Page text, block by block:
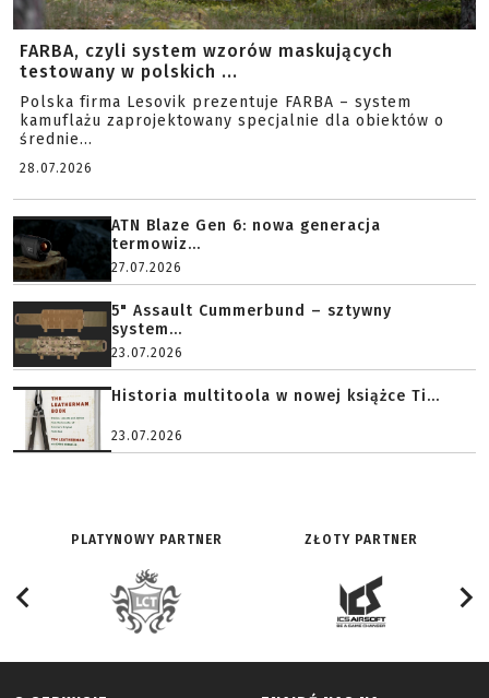
FARBA, czyli system wzorów maskujących
testowany w polskich ...
Polska firma Lesovik prezentuje FARBA – system
kamuflażu zaprojektowany specjalnie dla obiektów o
średnie...
28.07.2026
ATN Blaze Gen 6: nowa generacja
termowiz...
27.07.2026
5" Assault Cummerbund – sztywny
system...
23.07.2026
Historia multitoola w nowej książce Ti...
23.07.2026
PLATYNOWY PARTNER ZŁOTY PARTNER